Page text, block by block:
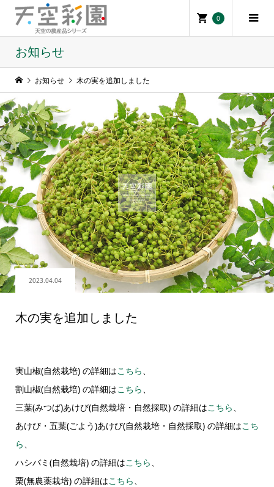
0
お知らせ
お知らせ 木の実を追加しました
2023.04.04
木の実を追加しました
実山椒(自然栽培) の詳細はこちら、
割山椒(自然栽培) の詳細はこちら、
三葉(みつば)あけび(自然栽培・自然採取) の詳細はこちら、
あけび・五葉(ごよう)あけび(自然栽培・自然採取) の詳細はこち
ら、
ハシバミ(自然栽培) の詳細はこちら、
栗(無農薬栽培) の詳細はこちら、